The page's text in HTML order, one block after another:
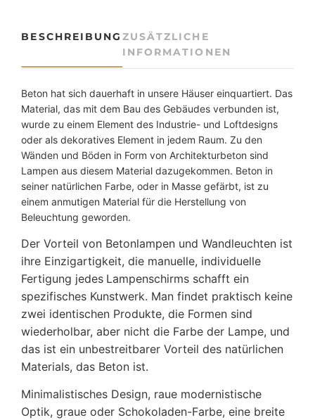
c
e
S
u
p
e
r
f
l
y
M
e
n
BESCHREIBUNG ZUSÄTZLICHE
INFORMATIONEN
Beton hat sich dauerhaft in unsere Häuser einquartiert. Das
Material, das mit dem Bau des Gebäudes verbunden ist,
wurde zu einem Element des Industrie- und Loftdesigns
oder als dekoratives Element in jedem Raum. Zu den
Wänden und Böden in Form von Architekturbeton sind
Lampen aus diesem Material dazugekommen. Beton in
seiner natürlichen Farbe, oder in Masse gefärbt, ist zu
einem anmutigen Material für die Herstellung von
Beleuchtung geworden.
Der Vorteil von Betonlampen und Wandleuchten ist
ihre Einzigartigkeit, die manuelle, individuelle
Fertigung jedes Lampenschirms schafft ein
spezifisches Kunstwerk. Man findet praktisch keine
zwei identischen Produkte, die Formen sind
wiederholbar, aber nicht die Farbe der Lampe, und
das ist ein unbestreitbarer Vorteil des natürlichen
Materials, das Beton ist.
Minimalistisches Design, raue modernistische
Optik, graue oder Schokoladen-Farbe, eine breite